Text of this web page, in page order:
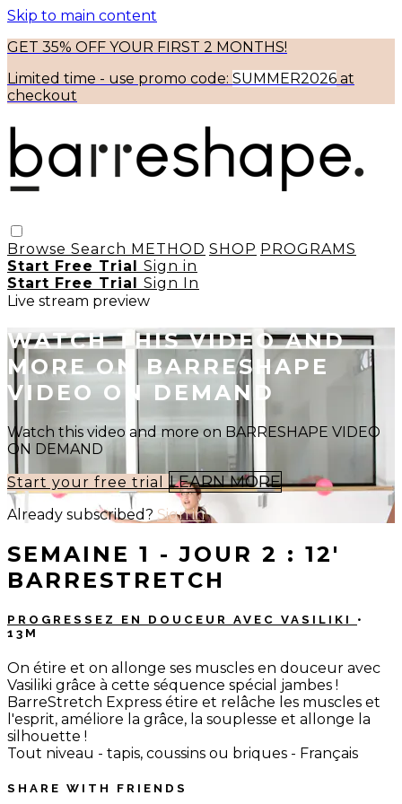
Skip to main content
GET 35% OFF YOUR FIRST 2 MONTHS!
Limited time - use promo code: SUMMER2026 at
checkout
Browse Search METHOD SHOP PROGRAMS
Start Free Trial Sign in
Start Free Trial Sign In
Live stream preview
WATCH THIS VIDEO AND
MORE ON BARRESHAPE
VIDEO ON DEMAND
Watch this video and more on BARRESHAPE VIDEO
ON DEMAND
Start your free trial LEARN MORE
Already subscribed? Sign in
SEMAINE 1 - JOUR 2 : 12'
BARRESTRETCH
PROGRESSEZ EN DOUCEUR AVEC VASILIKI •
13M
On étire et on allonge ses muscles en douceur avec
Vasiliki grâce à cette séquence spécial jambes !
BarreStretch Express étire et relâche les muscles et
l'esprit, améliore la grâce, la souplesse et allonge la
silhouette !
Tout niveau - tapis, coussins ou briques - Français
SHARE WITH FRIENDS